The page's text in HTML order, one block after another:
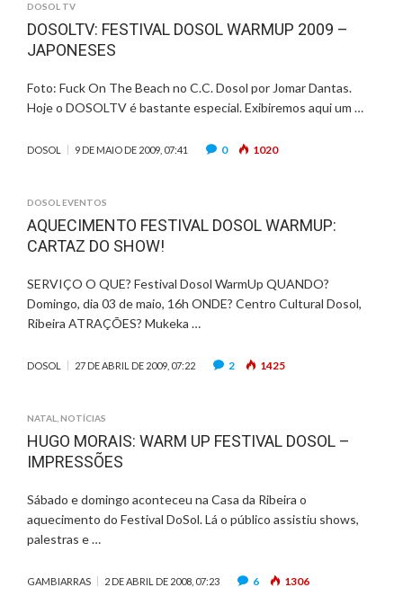
DOSOL TV
DOSOLTV: FESTIVAL DOSOL WARMUP 2009 –
JAPONESES
Foto: Fuck On The Beach no C.C. Dosol por Jomar Dantas.
Hoje o DOSOLTV é bastante especial. Exibiremos aqui um …
DOSOL 9 DE MAIO DE 2009, 07:41 0 1020
DOSOL EVENTOS
AQUECIMENTO FESTIVAL DOSOL WARMUP:
CARTAZ DO SHOW!
SERVIÇO O QUE? Festival Dosol WarmUp QUANDO?
Domingo, dia 03 de maio, 16h ONDE? Centro Cultural Dosol,
Ribeira ATRAÇÕES? Mukeka …
DOSOL 27 DE ABRIL DE 2009, 07:22 2 1425
NATAL NOTÍCIAS
HUGO MORAIS: WARM UP FESTIVAL DOSOL –
IMPRESSÕES
Sábado e domingo aconteceu na Casa da Ribeira o
aquecimento do Festival DoSol. Lá o público assistiu shows,
palestras e …
GAMBIARRAS 2 DE ABRIL DE 2008, 07:23 6 1306